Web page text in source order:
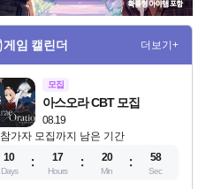
게임 캘린더 더보기+
모집
08.19
아스오라 CBT 모집
참가자 모집까지 남은 기간
10
Days
17
Hours
20
Min
57
Sec